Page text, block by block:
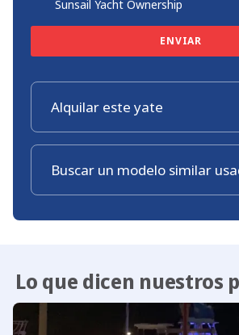
Sunsail Yacht Ownership
ENVIAR
Alquilar este yate
Buscar un modelo similar
Lo que dicen nuestros